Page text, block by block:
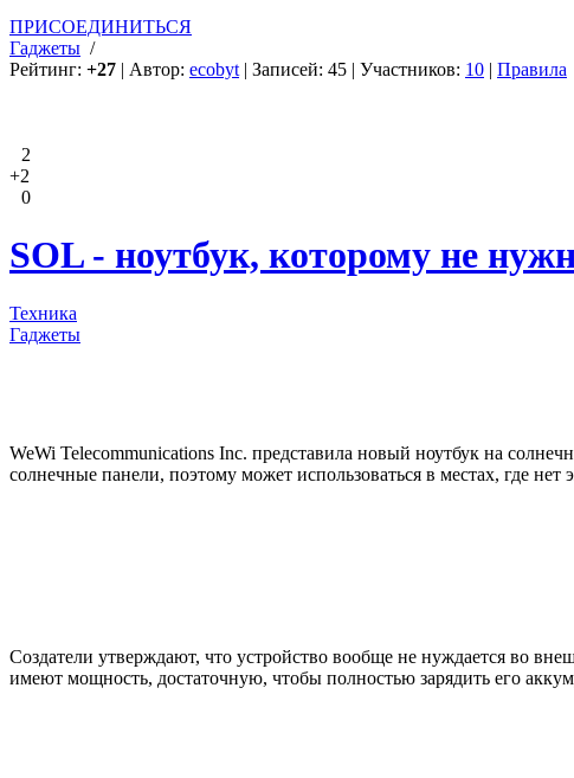
ПРИСОЕДИНИТЬСЯ
Гаджеты /
Рейтинг: +27 | Автор: ecobyt | Записей: 45 | Участников: 10 | Правила
2
+2
0
SOL - ноутбук, которому не
Техника
Гаджеты
WeWi Telecommunications Inc. представила новый ноутбук на
солнечные панели, поэтому может использоваться в местах, где нет
Создатели утверждают, что устройство вообще не нуждается во
имеют мощность, достаточную, чтобы полностью зарядить его